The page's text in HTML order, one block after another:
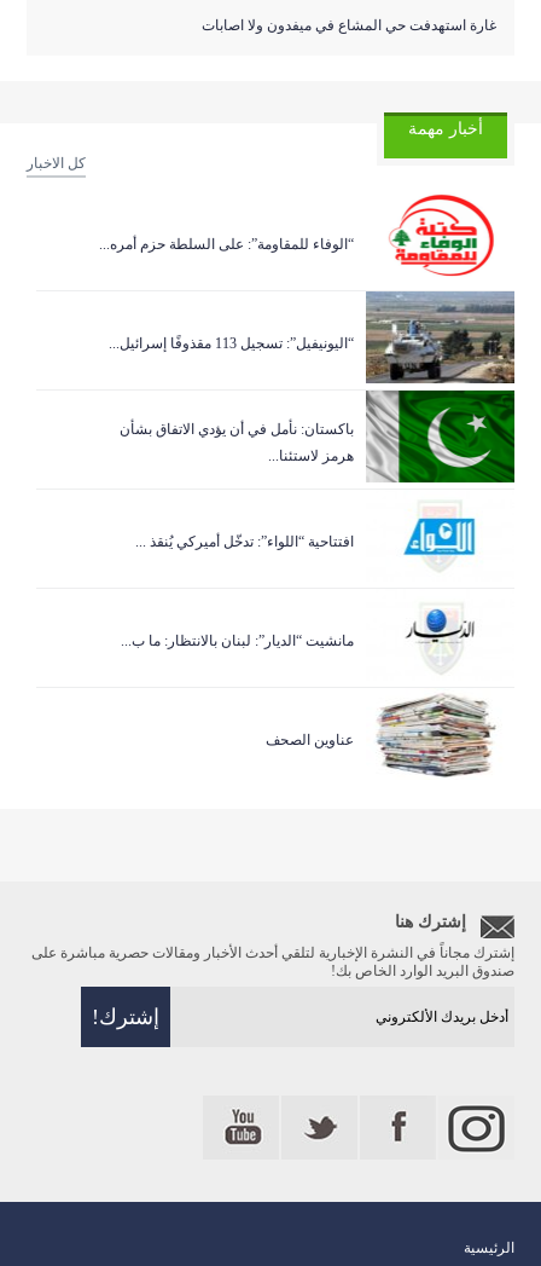
غارة استهدفت حي المشاع في ميفدون ولا اصابات
أخبار مهمة
كل الاخبار
“الوفاء للمقاومة”: على السلطة حزم أمره...
“اليونيفيل”: تسجيل 113 مقذوفًا إسرائيل...
باكستان: نأمل في أن يؤدي الاتفاق بشأن
هرمز لاستئنا...
افتتاحية “اللواء”: تدخّل أميركي يُنقذ ...
مانشيت “الديار”: لبنان بالانتظار: ما ب...
عناوين الصحف
إشترك هنا
إشترك مجاناً في النشرة الإخبارية لتلقي أحدث الأخبار ومقالات حصرية مباشرة على
صندوق البريد الوارد الخاص بك!
الرئيسية